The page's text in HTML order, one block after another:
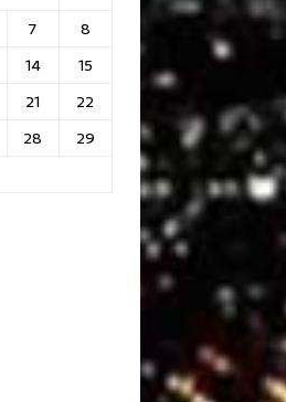
7
8
14
15
21
22
28
29